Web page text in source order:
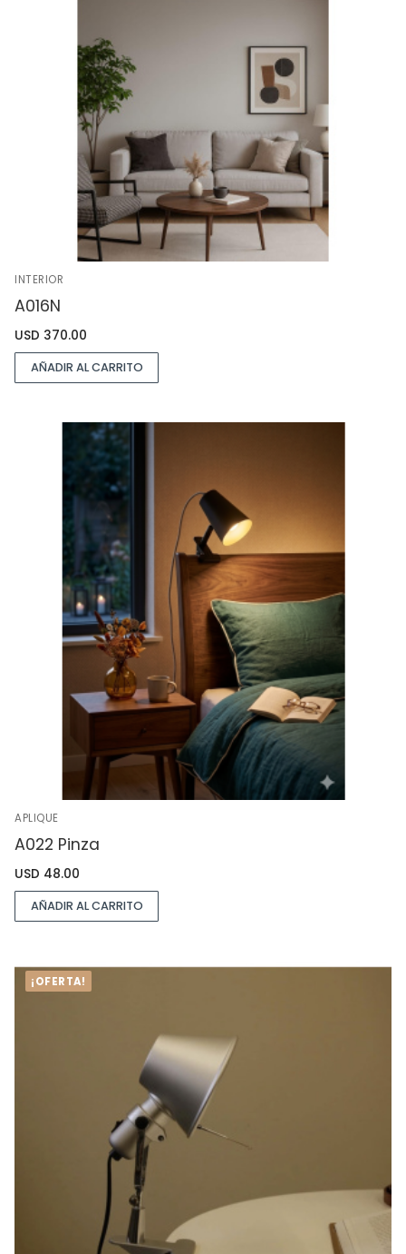
INTERIOR
A016N
USD 370.00
AÑADIR AL CARRITO
APLIQUE
A022 Pinza
USD 48.00
AÑADIR AL CARRITO
¡OFERTA!